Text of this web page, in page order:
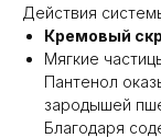
Действия
Кремовый
Мягкие
Пантенол
зародышей
Благодаря